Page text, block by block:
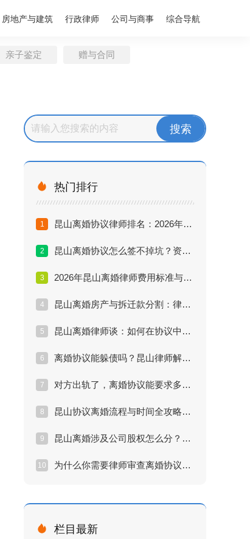
房地产与建筑 行政律师 公司与商事 综合导航
亲子鉴定 赠与合同
 热门排行
1 昆山离婚协议律师排名：2026年口碑推荐与避坑指南
2 昆山离婚协议怎么签不掉坑？资深律师揭秘三大陷阱
3 2026年昆山离婚律师费用标准与性价比分析
4 昆山离婚房产与拆迁款分割：律师教你利益最大化
5 昆山离婚律师谈：如何在协议中锁定抚养权与探视权？
6 离婚协议能躲债吗？昆山律师解读夫妻共同债务陷阱
7 对方出轨了，离婚协议能要求多少赔偿？昆山律师实战解答
8 昆山协议离婚流程与时间全攻略：最快多久能拿证？
9 昆山离婚涉及公司股权怎么分？专业律师的避险指南
10 为什么你需要律师审查离婚协议？昆山律师告诉你真相
 栏目最新